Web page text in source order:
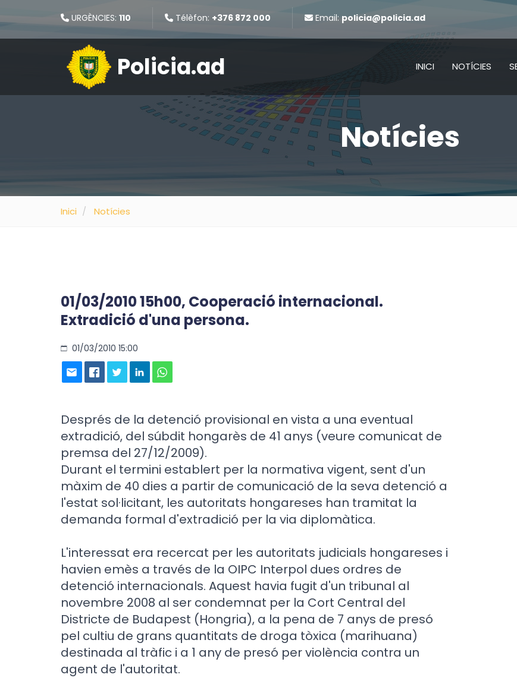
URGÈNCIES: 110 Télèfon: +376 872 000 Email: policia@policia.ad
Policia.ad INICI NOTÍCIES
Notícies
Inici Notícies
01/03/2010 15h00, Cooperació internacional.
Extradició d'una persona.
01/03/2010 15:00
Després de la detenció provisional en vista a una eventual
extradició, del súbdit hongarès de 41 anys (veure comunicat de
premsa del 27/12/2009).
Durant el termini establert per la normativa vigent, sent d'un
màxim de 40 dies a partir de comunicació de la seva detenció a
l'estat sol·licitant, les autoritats hongareses han tramitat la
demanda formal d'extradició per la via diplomàtica.
L'interessat era recercat per les autoritats judicials hongareses i
havien emès a través de la OIPC Interpol dues ordres de
detenció internacionals. Aquest havia fugit d'un tribunal al
novembre 2008 al ser condemnat per la Cort Central del
Districte de Budapest (Hongria), a la pena de 7 anys de presó
pel cultiu de grans quantitats de droga tòxica (marihuana)
destinada al tràfic i a 1 any de presó per violència contra un
agent de l'autoritat.